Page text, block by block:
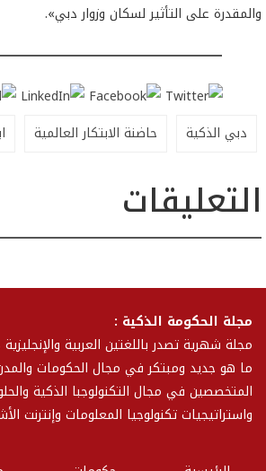
والمقدرة على التأثير لسكان وزوار دبي».
دبي الذكية حاضنة الابتكار العالمية
التعليقات
مجلة الحكومة الذكية :
مجلة شهرية تصدر باللغتين العربية
ما هو جديد ومبتكر في مجال الحكومات
المتخصصين في مجال التكنولوجبا الذكية
واستراتيجيات تكنولوجيا المعلومات وإنترنت